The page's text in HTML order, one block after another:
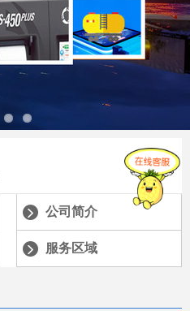
公司简介
服务区域